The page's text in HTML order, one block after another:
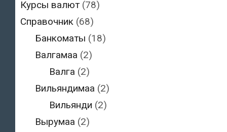
Курсы валют (78)
Справочник (68)
Банкоматы (18)
Валгамаа (2)
Валга (2)
Вильяндимаа (2)
Вильянди (2)
Вырумаа (2)